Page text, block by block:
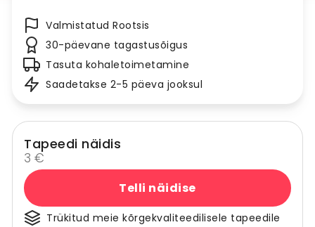
Valmistatud Rootsis
30-päevane tagastusõigus
Tasuta kohaletoimetamine
Saadetakse 2-5 päeva jooksul
Tapeedi näidis
3 €
Telli näidise
Trükitud meie kõrgekvaliteedilisele tapeedile